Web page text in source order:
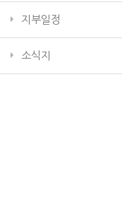
지부일정
소식지